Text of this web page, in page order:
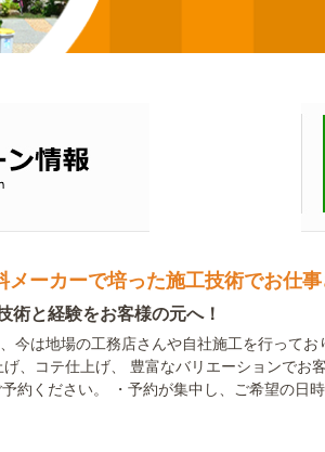
ーカーで培った施工技術でお仕
と経験をお客様の元へ！
今は地場の工務店さんや自社施工を行って
、コテ仕上げ、 豊富なバリエーションで
約ください。 ・予約が集中し、ご希望の